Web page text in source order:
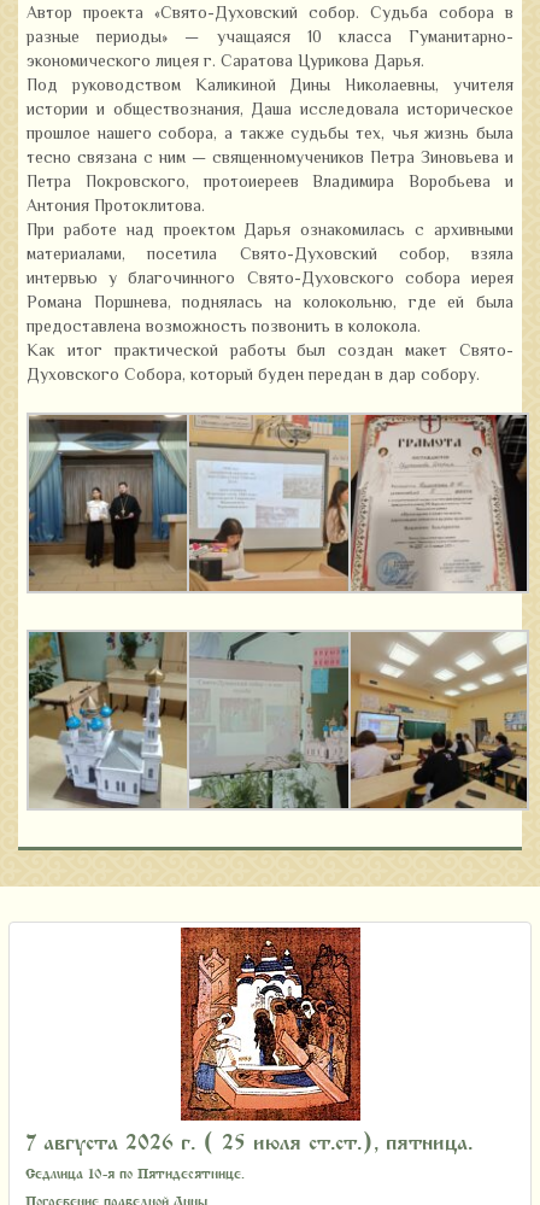
Автор проекта «Свято-Духовский собор. Судьба собора в
разные периоды» — учащаяся 10 класса Гуманитарно-
экономического лицея г. Саратова Цурикова Дарья.
Под руководством Каликиной Дины Николаевны, учителя
истории и обществознания, Даша исследовала историческое
прошлое нашего собора, а также судьбы тех, чья жизнь была
тесно связана с ним — священномучеников Петра Зиновьева и
Петра Покровского, протоиереев Владимира Воробьева и
Антония Протоклитова.
При работе над проектом Дарья ознакомилась с архивными
материалами, посетила Свято-Духовский собор, взяла
интервью у благочинного Свято-Духовского собора иерея
Романа Поршнева, поднялась на колокольню, где ей была
предоставлена возможность позвонить в колокола.
Как итог практической работы был создан макет Свято-
Духовского Собора, который буден передан в дар собору.
7 августа 2026 г. ( 25 июля ст.ст.), пятница.
Седмица 10-я по Пятидесятнице.
Погребение праведной Анны.